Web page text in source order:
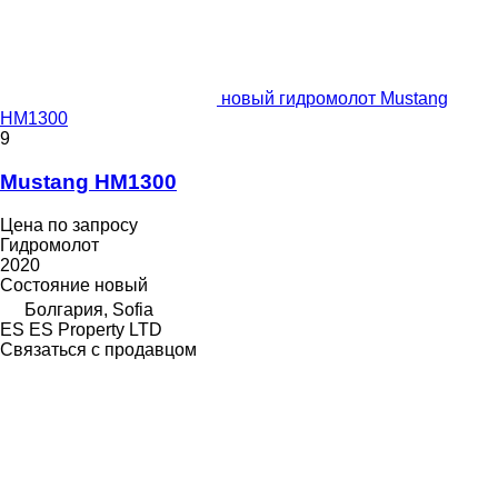
новый гидромолот Mustang
HM1300
9
Mustang HM1300
Цена по запросу
Гидромолот
2020
Состояние новый
Болгария, Sofia
ES ES Property LTD
Связаться с продавцом